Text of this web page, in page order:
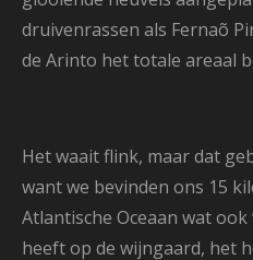
druivenrassen als Fernaõ
de Arinto het totale areaal
Het waait flink, maar dat
want we bevinden ons 15
Atlantische Oceaan wat
heeft op de wijngaard, het